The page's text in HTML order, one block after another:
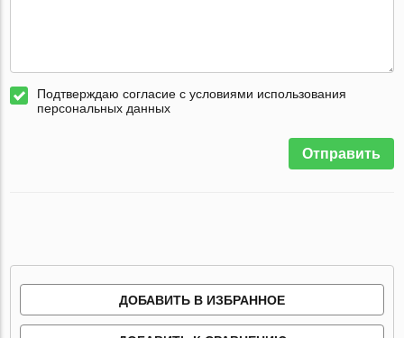
Подтверждаю согласие с условиями использования
персональных данных
Отправить
ДОБАВИТЬ В ИЗБРАННОЕ